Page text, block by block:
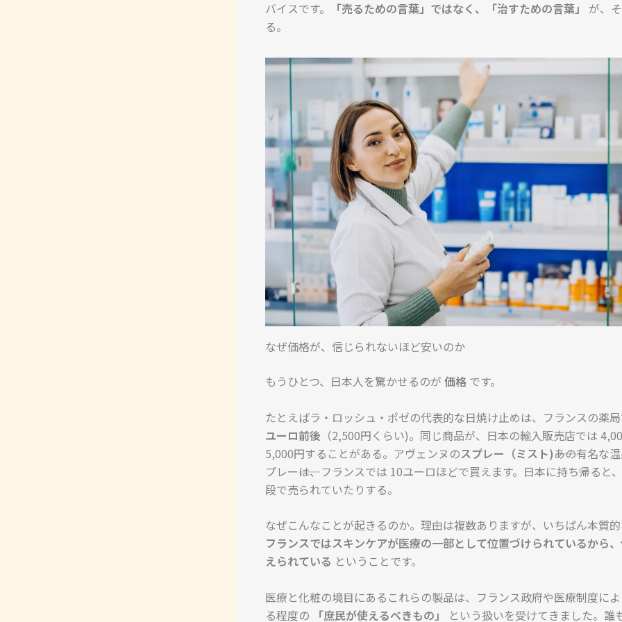
バイスです。 「売るための言葉」ではなく、「治すための言葉」 が、
る。
なぜ価格が、信じられないほど安いのか
もうひとつ、日本人を驚かせるのが 価格 です。
たとえばラ・ロッシュ・ポゼの代表的な日焼け止めは、フランスの薬
ユーロ前後 （2,500円くらい)。同じ商品が、日本の輸入販売店では
5,000円することがある。アヴェンヌのスプレー（ミスト)――あの有名な
プレー――は、フランスでは 10ユーロほどで買えます。日本に持ち帰ると
段で売られていたりする。
なぜこんなことが起きるのか。理由は複数ありますが、いちばん本質
フランスではスキンケアが医療の一部として位置づけられているから
えられている ということです。
医療と化粧の境目にあるこれらの製品は、フランス政府や医療制度に
る程度の
「庶民が使えるべきもの」 という扱いを受けてきました。誰